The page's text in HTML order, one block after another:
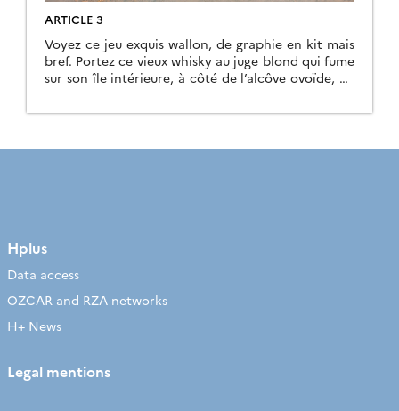
ARTICLE 3
Voyez ce jeu exquis wallon, de graphie en kit mais
bref. Portez ce vieux whisky au juge blond qui fume
sur son île intérieure, à côté de l’alcôve ovoïde, où
permet de penser à la cænogenèse de l’être dont il
Hplus
Data access
OZCAR and RZA networks
H+ News
Legal mentions